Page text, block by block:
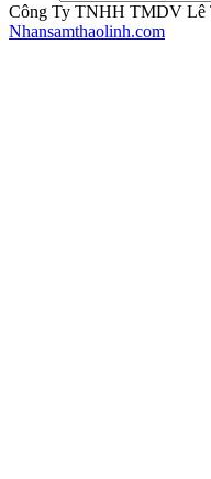
Công Ty TNHH TMDV Lê
Nhansamthaolinh.com